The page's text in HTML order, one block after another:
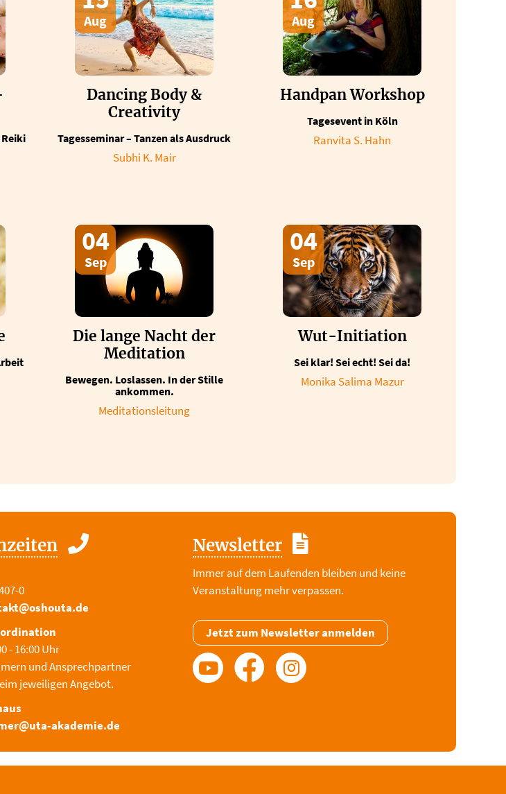
Aug
Dancing Body &
Creativity
Tagesseminar – Tanzen als Ausdruck
Subhi K. Mair
Aug
Handpan Workshop
Tagesevent in Köln
Ranvita S. Hahn
04
Sep
Die lange Nacht der
Meditation
Bewegen. Loslassen. In der Stille
ankommen.
Meditationsleitung
04
Sep
Wut-Initiation
Sei klar! Sei echt! Sei da!
Monika Salima Mazur
0
- 16:00 Uhr
und Ansprechpartner
jeweiligen Angebot.
akademie.de
Newsletter
Immer auf dem Laufenden bleiben und keine
Veranstaltung mehr verpassen.
Jetzt zum Newsletter anmelden